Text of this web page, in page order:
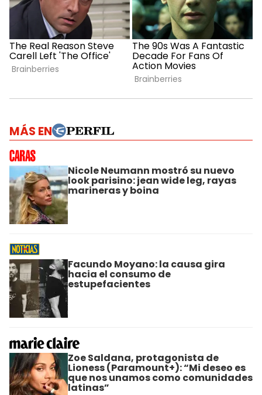
MÁS EN
Nicole Neumann mostró su nuevo
look parisino: jean wide leg, rayas
marineras y boina
Facundo Moyano: la causa gira
hacia el consumo de
estupefacientes
Zoe Saldana, protagonista de
Lioness (Paramount+): “Mi deseo es
que nos unamos como comunidades
latinas”